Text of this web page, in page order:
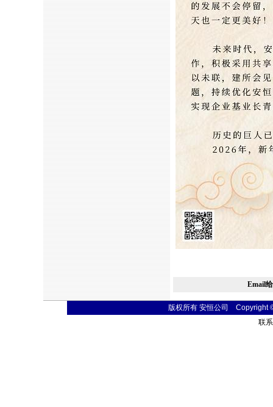
Email
版权所有 安恒公司 Copyright
联